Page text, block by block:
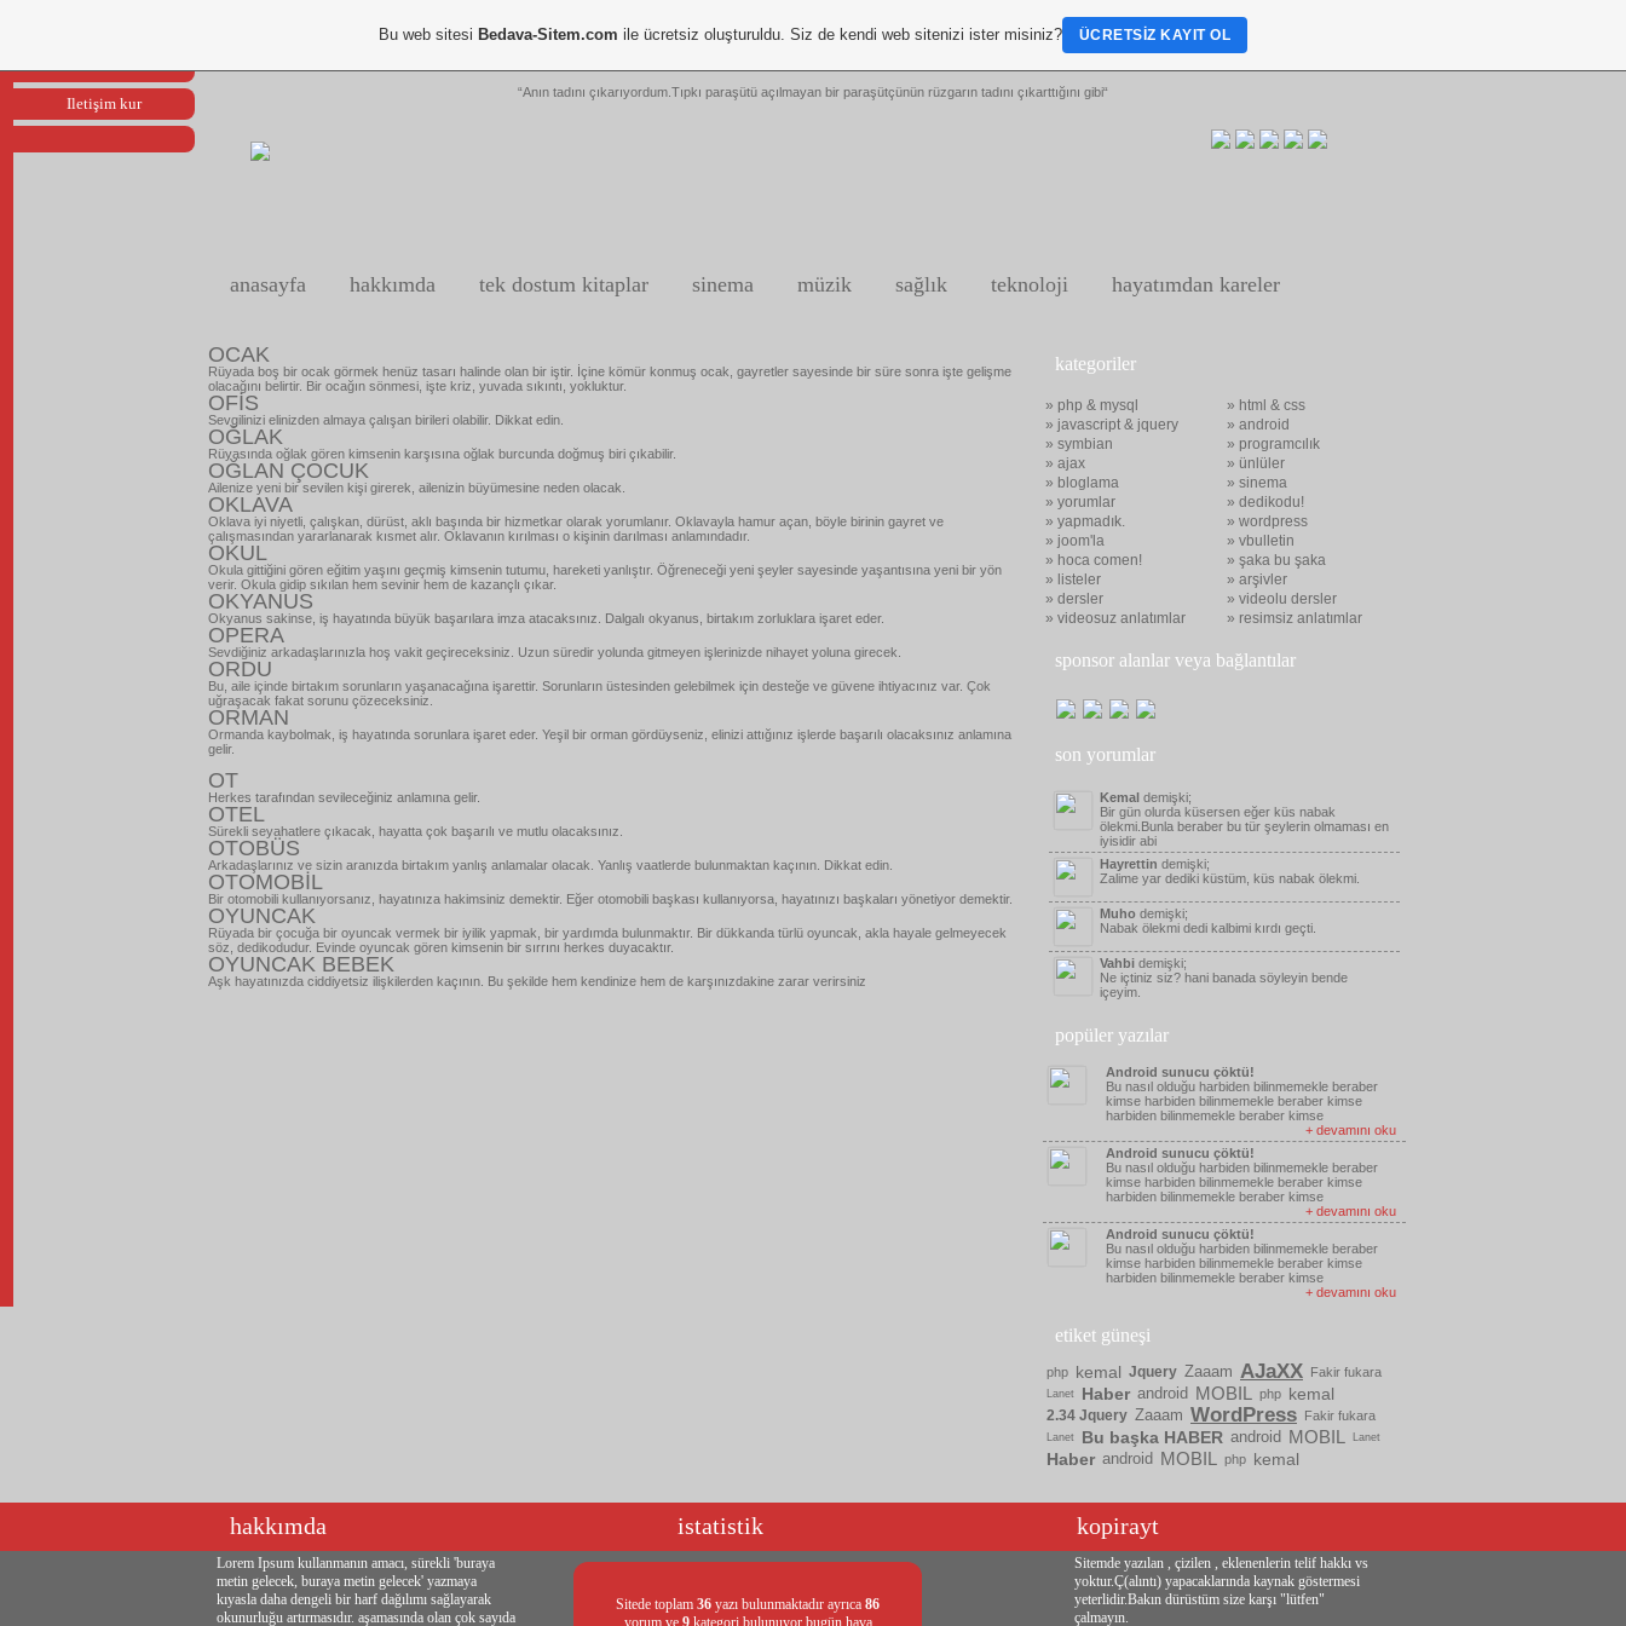
Reklam ver
Iletişim kur
“Anın tadını çıkarıyordum.Tıpkı paraşütü açılmayan bir paraşütçünün rüzgarın tadını çıkarttığını gibi“
anasayfa hakkımda tek dostum kitaplar sinema müzik sağlık teknoloji hayatımdan kareler
OCAK
Rüyada boş bir ocak görmek henüz tasarı halinde olan bir iştir. İçine kömür konmuş ocak, gayretler sayesinde bir süre sonra işte gelişme
olacağını belirtir. Bir ocağın sönmesi, işte kriz, yuvada sıkıntı, yokluktur.
OFİS
Sevgilinizi elinizden almaya çalışan birileri olabilir. Dikkat edin.
OĞLAK
Rüyasında oğlak gören kimsenin karşısına oğlak burcunda doğmuş biri çıkabilir.
OĞLAN ÇOCUK
Ailenize yeni bir sevilen kişi girerek, ailenizin büyümesine neden olacak.
OKLAVA
Oklava iyi niyetli, çalışkan, dürüst, aklı başında bir hizmetkar olarak yorumlanır. Oklavayla hamur açan, böyle birinin gayret ve
çalışmasından yararlanarak kısmet alır. Oklavanın kırılması o kişinin darılması anlamındadır.
OKUL
Okula gittiğini gören eğitim yaşını geçmiş kimsenin tutumu, hareketi yanlıştır. Öğreneceği yeni şeyler sayesinde yaşantısına yeni bir yön
verir. Okula gidip sıkılan hem sevinir hem de kazançlı çıkar.
OKYANUS
Okyanus sakinse, iş hayatında büyük başarılara imza atacaksınız. Dalgalı okyanus, birtakım zorluklara işaret eder.
OPERA
Sevdiğiniz arkadaşlarınızla hoş vakit geçireceksiniz. Uzun süredir yolunda gitmeyen işlerinizde nihayet yoluna girecek.
ORDU
Bu, aile içinde birtakım sorunların yaşanacağına işarettir. Sorunların üstesinden gelebilmek için desteğe ve güvene ihtiyacınız var. Çok
uğraşacak fakat sorunu çözeceksiniz.
ORMAN
Ormanda kaybolmak, iş hayatında sorunlara işaret eder. Yeşil bir orman gördüyseniz, elinizi attığınız işlerde başarılı olacaksınız anlamına
gelir.
OT
Herkes tarafından sevileceğiniz anlamına gelir.
OTEL
Sürekli seyahatlere çıkacak, hayatta çok başarılı ve mutlu olacaksınız.
OTOBÜS
Arkadaşlarınız ve sizin aranızda birtakım yanlış anlamalar olacak. Yanlış vaatlerde bulunmaktan kaçının. Dikkat edin.
OTOMOBİL
Bir otomobili kullanıyorsanız, hayatınıza hakimsiniz demektir. Eğer otomobili başkası kullanıyorsa, hayatınızı başkaları yönetiyor demektir.
OYUNCAK
Rüyada bir çocuğa bir oyuncak vermek bir iyilik yapmak, bir yardımda bulunmaktır. Bir dükkanda türlü oyuncak, akla hayale gelmeyecek
söz, dedikodudur. Evinde oyuncak gören kimsenin bir sırrını herkes duyacaktır.
OYUNCAK BEBEK
Aşk hayatınızda ciddiyetsiz ilişkilerden kaçının. Bu şekilde hem kendinize hem de karşınızdakine zarar verirsiniz
kategoriler
» php & mysql
» html & css
» javascript & jquery
» android
» symbian
» programcılık
» ajax
» ünlüler
» bloglama
» sinema
» yorumlar
» dedikodu!
» yapmadık.
» wordpress
» joom'la
» vbulletin
» hoca comen!
» şaka bu şaka
» listeler
» arşivler
» dersler
» videolu dersler
» videosuz anlatımlar
» resimsiz anlatımlar
sponsor alanlar veya bağlantılar
son yorumlar
Kemal demişki;
Bir gün olurda küsersen eğer küs nabak
ölekmi.Bunla beraber bu tür şeylerin olmaması en
iyisidir abi
Hayrettin demişki;
Zalime yar dediki küstüm, küs nabak ölekmi.
Muho demişki;
Nabak ölekmi dedi kalbimi kırdı geçti.
Vahbi demişki;
Ne içtiniz siz? hani banada söyleyin bende
içeyim.
popüler yazılar
Android sunucu çöktü!
Bu nasıl olduğu harbiden bilinmemekle beraber
kimse harbiden bilinmemekle beraber kimse
harbiden bilinmemekle beraber kimse
+ devamını oku
Android sunucu çöktü!
Bu nasıl olduğu harbiden bilinmemekle beraber
kimse harbiden bilinmemekle beraber kimse
harbiden bilinmemekle beraber kimse
+ devamını oku
Android sunucu çöktü!
Bu nasıl olduğu harbiden bilinmemekle beraber
kimse harbiden bilinmemekle beraber kimse
harbiden bilinmemekle beraber kimse
+ devamını oku
etiket güneşi
php kemal Jquery Zaaam AJaXX Fakir fukara
Lanet Haber android MOBIL php kemal
2.34 Jquery Zaaam WordPress Fakir fukara
Lanet Bu başka HABER android MOBIL Lanet
Haber android MOBIL php kemal
hakkımda istatistik kopirayt
Lorem Ipsum kullanmanın amacı, sürekli 'buraya
metin gelecek, buraya metin gelecek' yazmaya
kıyasla daha dengeli bir harf dağılımı sağlayarak
okunurluğu artırmasıdır. aşamasında olan çok sayıda
Sitede toplam 36 yazı bulunmaktadır ayrıca 86
yorum ve 9kategori bulunuyor bugün hava
Sitemde yazılan , çizilen , eklenenlerin telif hakkı vs
yoktur.Ç(alıntı) yapacaklarında kaynak göstermesi
yeterlidir.Bakın dürüstüm size karşı "lütfen"
çalmayın.
Bu web sitesi Bedava-Sitem.com ile ücretsiz oluşturuldu. Siz de kendi web sitenizi ister misiniz? ÜCRETSIZ KAYIT OL